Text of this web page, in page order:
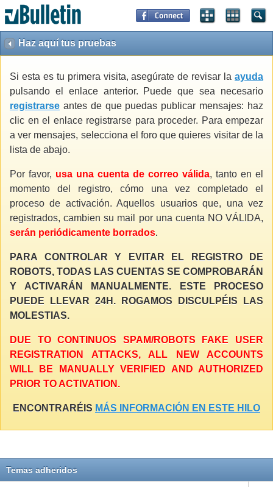
Haz aquí tus pruebas
Si esta es tu primera visita, asegúrate de revisar la ayuda
pulsando el enlace anterior. Puede que sea necesario
registrarse antes de que puedas publicar mensajes: haz
clic en el enlace registrarse para proceder. Para empezar
a ver mensajes, selecciona el foro que quieres visitar de la
lista de abajo.
Por favor, usa una cuenta de correo válida, tanto en el
momento del registro, cómo una vez completado el
proceso de activación. Aquellos usuarios que, una vez
registrados, cambien su mail por una cuenta NO VÁLIDA,
serán periódicamente borrados.
PARA CONTROLAR Y EVITAR EL REGISTRO DE
ROBOTS, TODAS LAS CUENTAS SE COMPROBARÁN
Y ACTIVARÁN MANUALMENTE. ESTE PROCESO
PUEDE LLEVAR 24H. ROGAMOS DISCULPÉIS LAS
MOLESTIAS.
DUE TO CONTINUOS SPAM/ROBOTS FAKE USER
REGISTRATION ATTACKS, ALL NEW ACCOUNTS
WILL BE MANUALLY VERIFIED AND AUTHORIZED
PRIOR TO ACTIVATION.
ENCONTRARÉIS MÁS INFORMACIÓN EN ESTE HILO
Temas adheridos